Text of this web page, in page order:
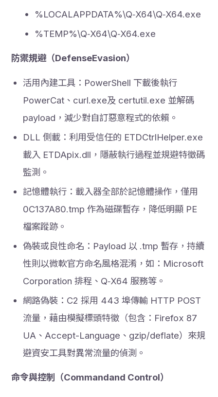
%LOCALAPPDATA%\Q‑X64\Q‑X64.exe
%TEMP%\Q‑X64\Q‑X64.exe
防禦規避（DefenseEvasion）
活用內建工具：PowerShell 下載後執行
PowerCat、curl.exe及 certutil.exe 並解碼
payload，減少對自訂惡意程式的依賴。
DLL 側載：利用受信任的 ETDCtrlHelper.exe
載入 ETDApix.dll，隱蔽執行過程並規避特徵碼
監測。
記憶體執行：載入器全部於記憶體操作，僅用
0C137A80.tmp 作為磁碟暫存，降低明顯 PE
檔案蹤跡。
偽裝或良性命名：Payload 以 .tmp 暫存，持續
性則以微軟官方命名風格混淆，如：Microsoft
Corporation 排程、Q‑X64 服務等。
網路偽裝：C2 採用 443 埠傳輸 HTTP POST
流量，藉由模擬標頭特徵（包含：Firefox 87
UA、Accept-Language、gzip/deflate）來規
避資安工具對異常流量的偵測。
命令與控制（Commandand Control）